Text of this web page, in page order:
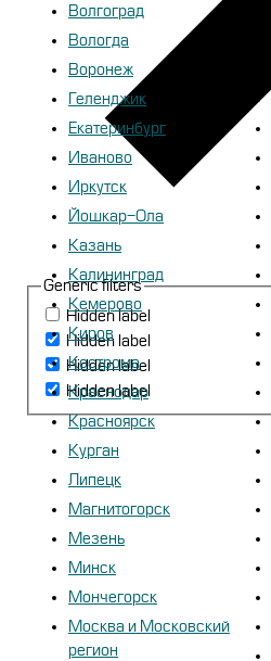
Generic filters
Hidden label
Hidden label
Hidden label
Hidden label
Волгоград
Вологда
Воронеж
Геленджик
Екатеринбург
Иваново
Иркутск
Йошкар-Ола
Казань
Калининград
Кемерово
Киров
Кострома
Краснодар
Красноярск
Курган
Липецк
Магнитогорск
Мезень
Минск
Мончегорск
Москва и Московский
регион